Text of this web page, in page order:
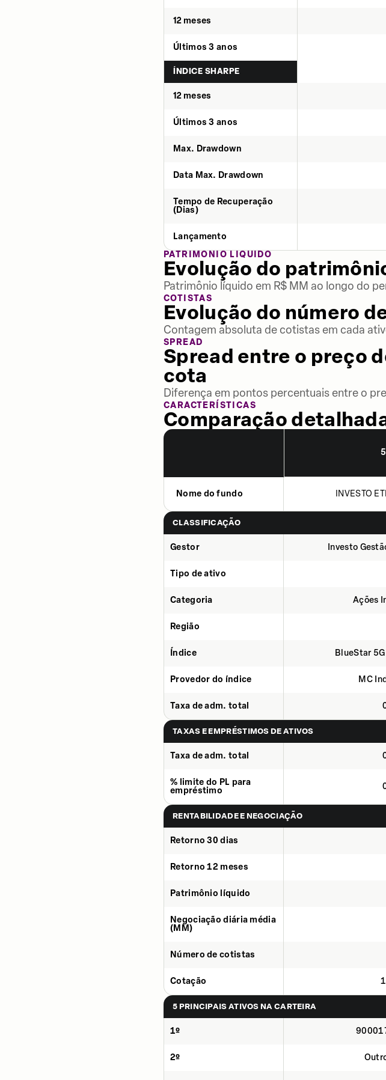
12 meses
Últimos 3 anos
ÍNDICE SHARPE
12 meses
Últimos 3 anos
Max. Drawdown
Data Max. Drawdown
Tempo de Recuperação
(Dias)
Lançamento
PATRIMÔNIO LÍQUIDO
Evolução do
Patrimônio líquido em R$ MM ao longo do
COTISTAS
Evolução do número
Contagem absoluta de cotistas em cada
SPREAD
Spread entre o preço
cota
Diferença em pontos percentuais entre o
CARACTERÍSTICAS
Comparação
Nome do fundo INVESTO
CLASSIFICAÇÃO
Gestor Investo
Tipo de ativo
Categoria Ações
Região
Índice BlueStar
Provedor do índice MC
Taxa de adm. total
TAXAS E EMPRÉSTIMOS DE ATIVOS
Taxa de adm. total
% limite do PL para
empréstimo
RENTABILIDADE E NEGOCIAÇÃO
Retorno 30 dias
Retorno 12 meses
Patrimônio líquido
Negociação diária média
(MM)
Número de cotistas
Cotação
5 PRINCIPAIS ATIVOS NA CARTEIRA
1º
2º